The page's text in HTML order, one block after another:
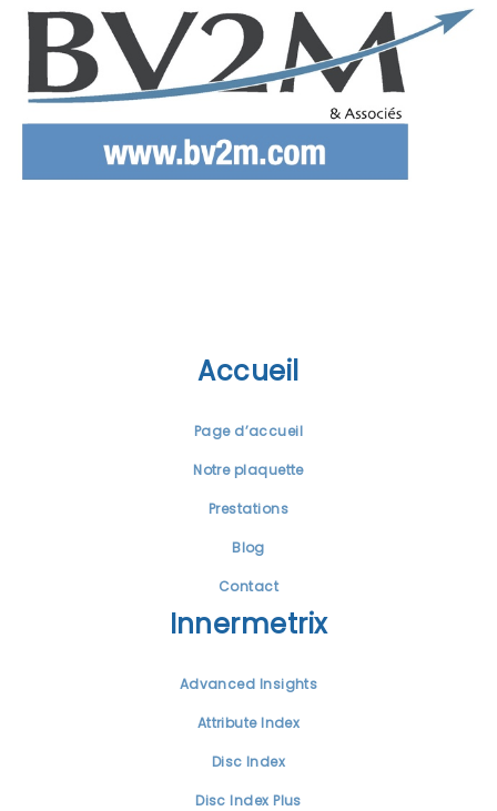
Accueil
Page d’accueil
Notre plaquette
Prestations
Blog
Contact
Innermetrix
Advanced Insights
Attribute Index
Disc Index
Disc Index Plus